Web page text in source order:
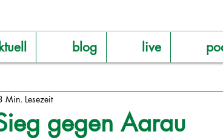
blog live
gegen Aarau
Min. Lesezeit